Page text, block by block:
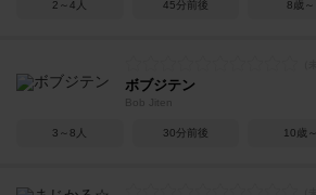
2～4人 45分前後 8歳～
ボブジテン
Bob Jiten
3～8人 30分前後 10歳～